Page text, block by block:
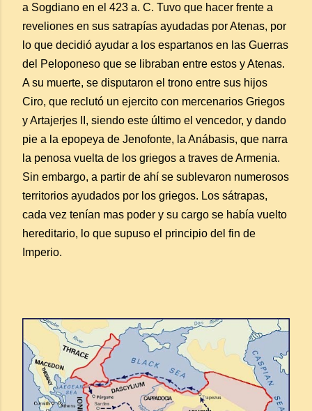
a Sogdiano en el 423 a. C. Tuvo que hacer frente a
reveliones en sus satrapías ayudadas por Atenas, por
lo que decidió ayudar a los espartanos en las Guerras
del Peloponeso que se libraban entre estos y Atenas.
A su muerte, se disputaron el trono entre sus hijos
Ciro, que reclutó un ejercito con mercenarios Griegos
y Artajerjes II, siendo este último el vencedor, y dando
pie a la epopeya de Jenofonte, la Anábasis, que narra
la penosa vuelta de los griegos a traves de Armenia.
Sin embargo, a partir de ahí se sublevaron numerosos
territorios ayudados por los griegos. Los sátrapas,
cada vez tenían mas poder y su cargo se había vuelto
hereditario, lo que supuso el principio del fin de
Imperio.